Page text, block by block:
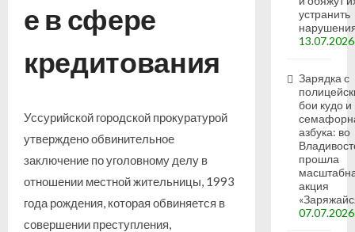
е в сфере
кредитования
Уссурийской городской прокуратурой
утверждено обвинительное
заключение по уголовному делу в
отношении местной жительницы, 1993
года рождения, которая обвиняется в
совершении преступления,
устранить
13.07.2026
Зарядка с
бои кудо и
азбука: во
прошла
акция
07.07.2026